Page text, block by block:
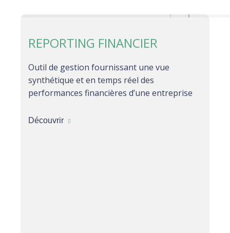
REPORTING FINANCIER
Outil de gestion fournissant une vue
synthétique et en temps réel des
performances financières d’une entreprise
Découvrir